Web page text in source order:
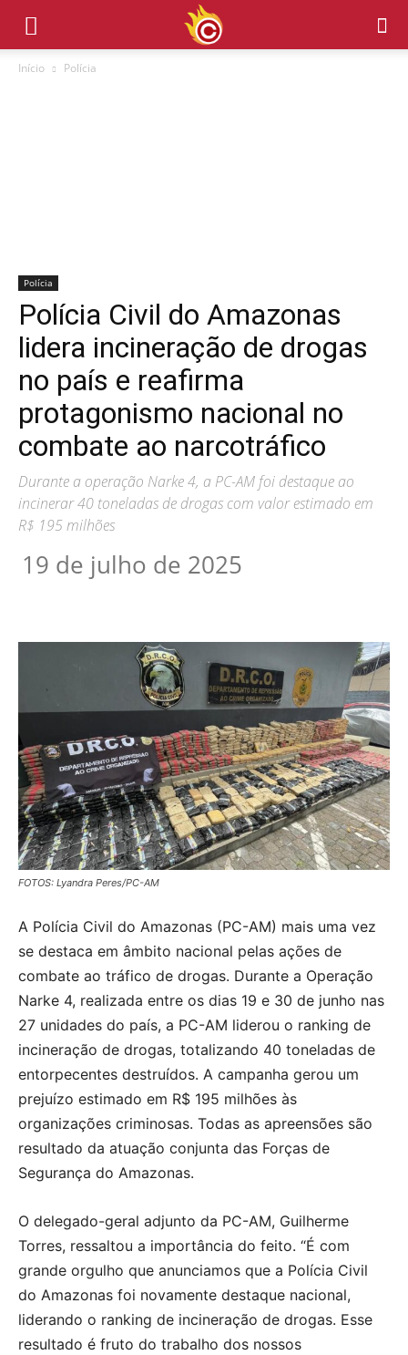
Início Polícia
Polícia
Polícia Civil do Amazonas
lidera incineração de drogas
no país e reafirma
protagonismo nacional no
combate ao narcotráfico
Durante a operação Narke 4, a PC-AM foi destaque ao
incinerar 40 toneladas de drogas com valor estimado em
R$ 195 milhões
19 de julho de 2025
FOTOS: Lyandra Peres/PC-AM
A Polícia Civil do Amazonas (PC-AM) mais uma vez
se destaca em âmbito nacional pelas ações de
combate ao tráfico de drogas. Durante a Operação
Narke 4, realizada entre os dias 19 e 30 de junho nas
27 unidades do país, a PC-AM liderou o ranking de
incineração de drogas, totalizando 40 toneladas de
entorpecentes destruídos. A campanha gerou um
prejuízo estimado em R$ 195 milhões às
organizações criminosas. Todas as apreensões são
resultado da atuação conjunta das Forças de
Segurança do Amazonas.
O delegado-geral adjunto da PC-AM, Guilherme
Torres, ressaltou a importância do feito. “É com
grande orgulho que anunciamos que a Polícia Civil
do Amazonas foi novamente destaque nacional,
liderando o ranking de incineração de drogas. Esse
resultado é fruto do trabalho dos nossos